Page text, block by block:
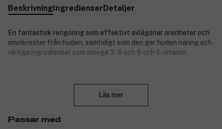
BeskrivningIngredienserDetaljer
En fantastisk rengöring som effektivt avlägsnar orenheter och
sminkrester från huden, samtidigt som den ger huden näring och
viktiga ingredienser som omega 3, 6 och 9 och E-vitamin.
Produktnummer:
Läs mer
Passar med